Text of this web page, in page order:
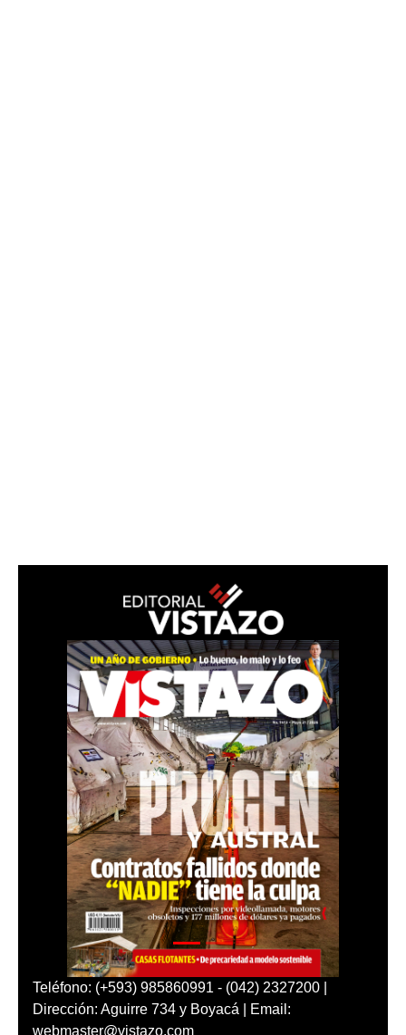
Teléfono: (+593) 985860991 - (042) 2327200 |
Dirección: Aguirre 734 y Boyacá | Email:
webmaster@vistazo.com